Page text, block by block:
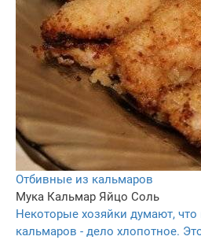
Отбивные из кальмаров
Мука Кальмар Яйцо Соль
Некоторые хозяйки думают,
кальмаров - дело хлопотное.